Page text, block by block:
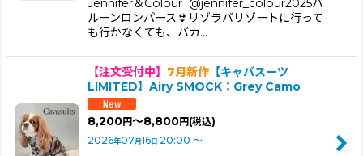
Jennifer＆Colour @jennifer_colour2025バ
ルーンロンパース👙リゾラバリゾートに行って
も行かなくても、バカ…
【注文受付中】 7月新作 【キャバスーツ
LIMITED】Airy SMOCK：Grey Camo
8,200円～8,800円 (税込)
2026年07月16日 20:00 ～